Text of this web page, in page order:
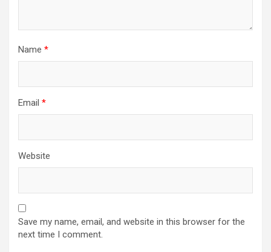
Name *
Email *
Website
Save my name, email, and website in this browser for the
next time I comment.